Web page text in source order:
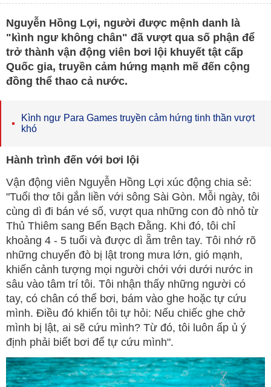
Nguyễn Hồng Lợi, người được mệnh danh là
"kình ngư không chân" đã vượt qua số phận để
trở thành vận động viên bơi lội khuyết tật cấp
Quốc gia, truyền cảm hứng mạnh mẽ đến cộng
đồng thể thao cả nước.
Kình ngư Para Games truyền cảm hứng tinh thần vượt
khó
Hành trình đến với bơi lội
Vận động viên Nguyễn Hồng Lợi xúc động chia sẻ:
"Tuổi thơ tôi gắn liền với sông Sài Gòn. Mỗi ngày, tôi
cùng dì đi bán vé số, vượt qua những con đò nhỏ từ
Thủ Thiêm sang Bến Bạch Đằng. Khi đó, tôi chỉ
khoảng 4 - 5 tuổi và được dì ẵm trên tay. Tôi nhớ rõ
những chuyến đò bị lật trong mưa lớn, gió mạnh,
khiến cảnh tượng mọi người chới với dưới nước in
sâu vào tâm trí tôi. Tôi nhận thấy những người có
tay, có chân có thể bơi, bám vào ghe hoặc tự cứu
mình. Điều đó khiến tôi tự hỏi: Nếu chiếc ghe chở
mình bị lật, ai sẽ cứu mình? Từ đó, tôi luôn ấp ủ ý
định phải biết bơi để tự cứu mình".